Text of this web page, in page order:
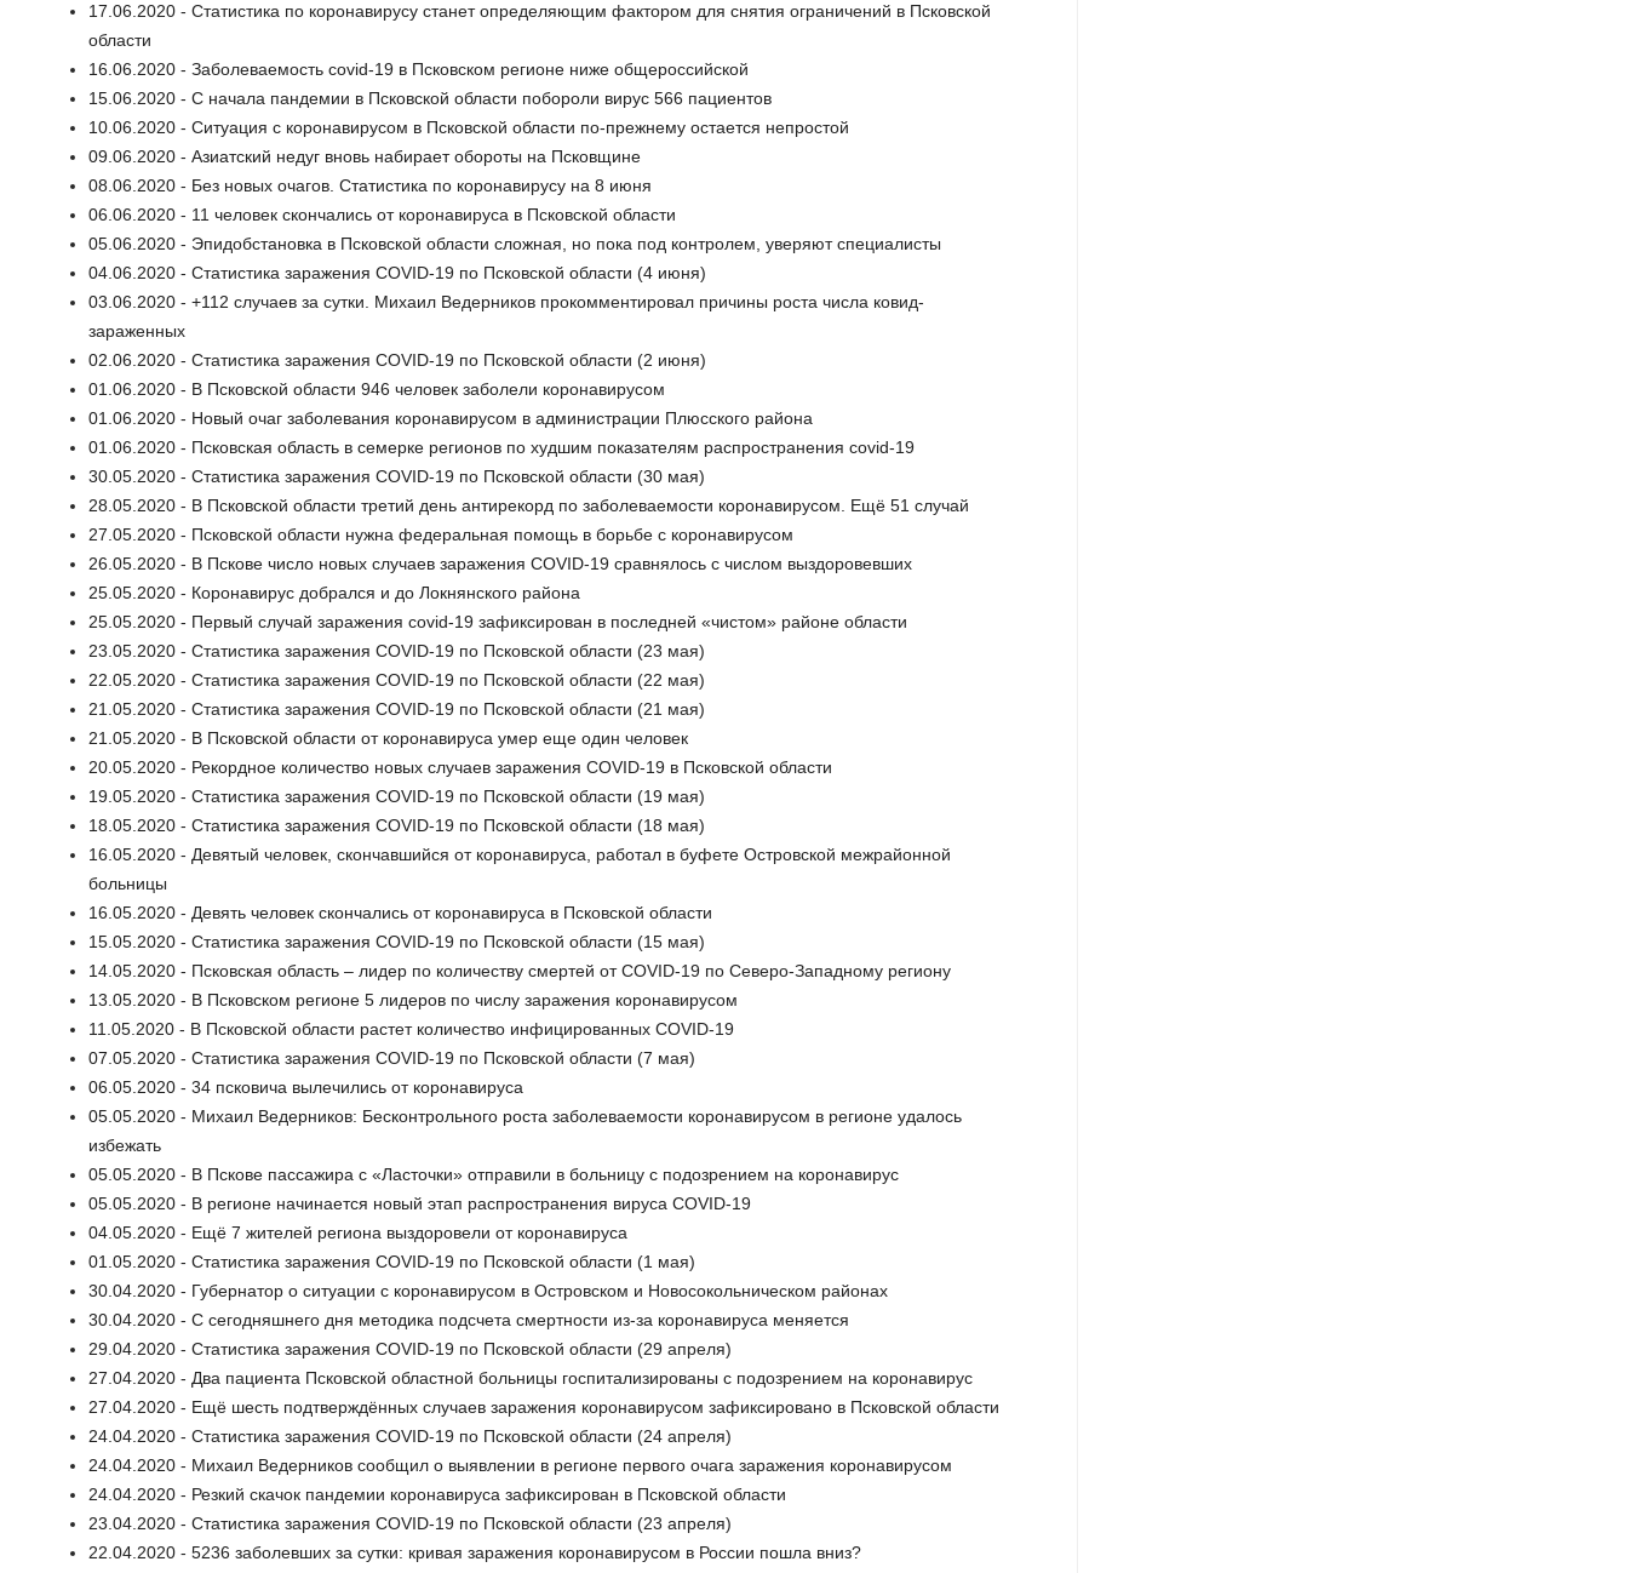
17.06.2020 - Статистика по коронавирусу станет определяющим фактором для снятия ограничений в Псковской
области
16.06.2020 - Заболеваемость covid-19 в Псковском регионе ниже общероссийской
15.06.2020 - С начала пандемии в Псковской области побороли вирус 566 пациентов
10.06.2020 - Ситуация с коронавирусом в Псковской области по-прежнему остается непростой
09.06.2020 - Азиатский недуг вновь набирает обороты на Псковщине
08.06.2020 - Без новых очагов. Статистика по коронавирусу на 8 июня
06.06.2020 - 11 человек скончались от коронавируса в Псковской области
05.06.2020 - Эпидобстановка в Псковской области сложная, но пока под контролем, уверяют специалисты
04.06.2020 - Статистика заражения COVID-19 по Псковской области (4 июня)
03.06.2020 - +112 случаев за сутки. Михаил Ведерников прокомментировал причины роста числа ковид-
зараженных
02.06.2020 - Статистика заражения COVID-19 по Псковской области (2 июня)
01.06.2020 - В Псковской области 946 человек заболели коронавирусом
01.06.2020 - Новый очаг заболевания коронавирусом в администрации Плюсского района
01.06.2020 - Псковская область в семерке регионов по худшим показателям распространения covid-19
30.05.2020 - Статистика заражения COVID-19 по Псковской области (30 мая)
28.05.2020 - В Псковской области третий день антирекорд по заболеваемости коронавирусом. Ещё 51 случай
27.05.2020 - Псковской области нужна федеральная помощь в борьбе с коронавирусом
26.05.2020 - В Пскове число новых случаев заражения COVID-19 сравнялось с числом выздоровевших
25.05.2020 - Коронавирус добрался и до Локнянского района
25.05.2020 - Первый случай заражения covid-19 зафиксирован в последней «чистом» районе области
23.05.2020 - Статистика заражения COVID-19 по Псковской области (23 мая)
22.05.2020 - Статистика заражения COVID-19 по Псковской области (22 мая)
21.05.2020 - Статистика заражения COVID-19 по Псковской области (21 мая)
21.05.2020 - В Псковской области от коронавируса умер еще один человек
20.05.2020 - Рекордное количество новых случаев заражения COVID-19 в Псковской области
19.05.2020 - Статистика заражения COVID-19 по Псковской области (19 мая)
18.05.2020 - Статистика заражения COVID-19 по Псковской области (18 мая)
16.05.2020 - Девятый человек, скончавшийся от коронавируса, работал в буфете Островской межрайонной
больницы
16.05.2020 - Девять человек скончались от коронавируса в Псковской области
15.05.2020 - Статистика заражения COVID-19 по Псковской области (15 мая)
14.05.2020 - Псковская область – лидер по количеству смертей от COVID-19 по Северо-Западному региону
13.05.2020 - В Псковском регионе 5 лидеров по числу заражения коронавирусом
11.05.2020 - В Псковской области растет количество инфицированных COVID-19
07.05.2020 - Статистика заражения COVID-19 по Псковской области (7 мая)
06.05.2020 - 34 псковича вылечились от коронавируса
05.05.2020 - Михаил Ведерников: Бесконтрольного роста заболеваемости коронавирусом в регионе удалось
избежать
05.05.2020 - В Пскове пассажира с «Ласточки» отправили в больницу с подозрением на коронавирус
05.05.2020 - В регионе начинается новый этап распространения вируса COVID-19
04.05.2020 - Ещё 7 жителей региона выздоровели от коронавируса
01.05.2020 - Статистика заражения COVID-19 по Псковской области (1 мая)
30.04.2020 - Губернатор о ситуации с коронавирусом в Островском и Новосокольническом районах
30.04.2020 - С сегодняшнего дня методика подсчета смертности из-за коронавируса меняется
29.04.2020 - Статистика заражения COVID-19 по Псковской области (29 апреля)
27.04.2020 - Два пациента Псковской областной больницы госпитализированы с подозрением на коронавирус
27.04.2020 - Ещё шесть подтверждённых случаев заражения коронавирусом зафиксировано в Псковской области
24.04.2020 - Статистика заражения COVID-19 по Псковской области (24 апреля)
24.04.2020 - Михаил Ведерников сообщил о выявлении в регионе первого очага заражения коронавирусом
24.04.2020 - Резкий скачок пандемии коронавируса зафиксирован в Псковской области
23.04.2020 - Статистика заражения COVID-19 по Псковской области (23 апреля)
22.04.2020 - 5236 заболевших за сутки: кривая заражения коронавирусом в России пошла вниз?